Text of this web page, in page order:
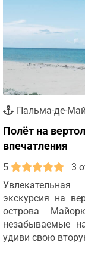
Пальма-де-
Полёт на
впечатления
5
3
экскурсия на
острова
незабываемые
удиви свою